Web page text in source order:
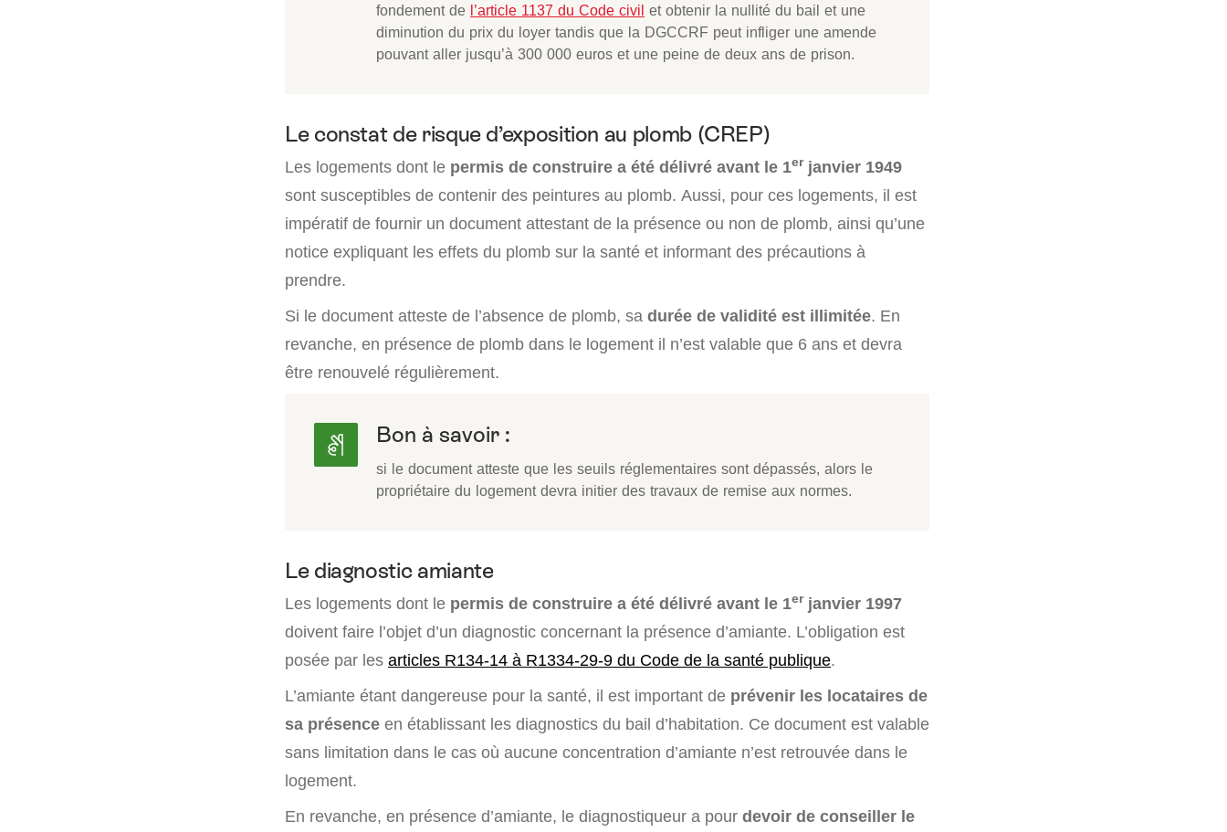
fondement de l’article 1137 du Code civil et obtenir la nullité du bail et une
diminution du prix du loyer tandis que la DGCCRF peut infliger une amende
pouvant aller jusqu’à 300 000 euros et une peine de deux ans de prison.
Le constat de risque d’exposition au plomb (CREP)
Les logements dont le permis de construire a été délivré avant le 1erjanvier 1949
sont susceptibles de contenir des peintures au plomb. Aussi, pour ces logements, il est
impératif de fournir un document attestant de la présence ou non de plomb, ainsi qu’une
notice expliquant les effets du plomb sur la santé et informant des précautions à
prendre.
Si le document atteste de l’absence de plomb, sa durée de validité est illimitée. En
revanche, en présence de plomb dans le logement il n’est valable que 6 ans et devra
être renouvelé régulièrement.
Bon à savoir :
si le document atteste que les seuils réglementaires sont dépassés, alors le
propriétaire du logement devra initier des travaux de remise aux normes.
Le diagnostic amiante
Les logements dont le permis de construire a été délivré avant le 1erjanvier 1997
doivent faire l’objet d’un diagnostic concernant la présence d’amiante. L’obligation est
posée par les articles R134-14 à R1334-29-9 du Code de la santé publique.
L’amiante étant dangereuse pour la santé, il est important de prévenir les locataires de
sa présence en établissant les diagnostics du bail d’habitation. Ce document est valable
sans limitation dans le cas où aucune concentration d’amiante n’est retrouvée dans le
logement.
En revanche, en présence d’amiante, le diagnostiqueur a pour devoir de conseiller le